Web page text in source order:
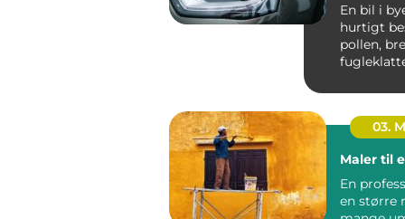
En bil i
hurtigt
pollen,
03.
Maler til
En
en større